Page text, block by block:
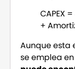
CAPEX
+
Aunque esta
se emplea